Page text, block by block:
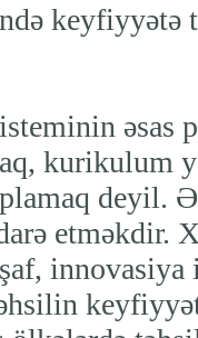
keyfiyyətə
əsas
kurikulum
deyil.
etməkdir.